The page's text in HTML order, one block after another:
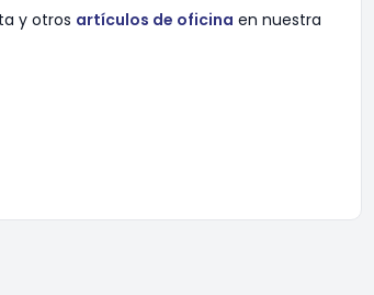
y otros artículos de oficina en nuestra